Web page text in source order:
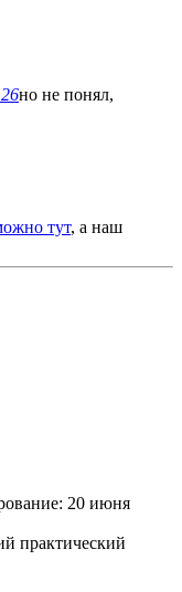
но не понял,
тут, а наш
: 20 июня
практический